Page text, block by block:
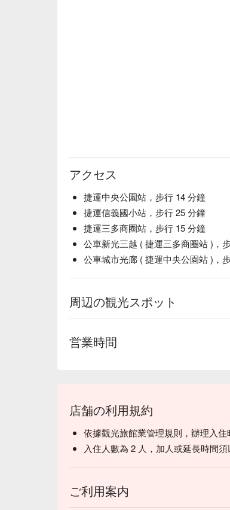
アクセス
捷運中央公園站，步行 14 分鐘
捷運信義國小站，步行 25 分鐘
捷運三多商圈站，步行 15 分鐘
公車新光三越 ( 捷運三多商圈站 )，
公車城市光廊 ( 捷運中央公園站 )，
周辺の観光スポット
営業時間
店舗の利用規約
依據觀光旅館業管理規則，辦理入住
入住人數為 2 人，加人或延長時間須
ご利用案内